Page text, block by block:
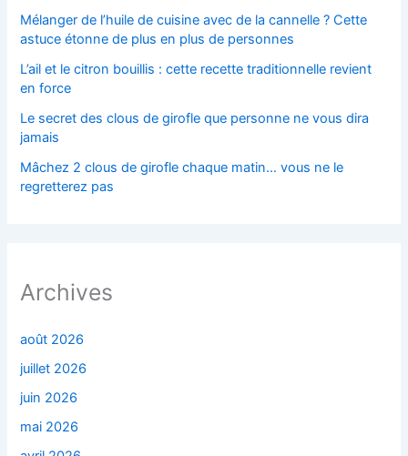
Mélanger de l’huile de cuisine avec de la cannelle ? Cette
astuce étonne de plus en plus de personnes
L’ail et le citron bouillis : cette recette traditionnelle revient
en force
Le secret des clous de girofle que personne ne vous dira
jamais
Mâchez 2 clous de girofle chaque matin… vous ne le
regretterez pas
Archives
août 2026
juillet 2026
juin 2026
mai 2026